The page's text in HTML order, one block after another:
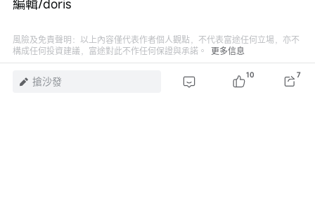
編輯/doris
風險及免責聲明：以上內容僅代表作者個人觀點，不代表富途任何立場，亦不
構成任何投資建議，富途對此不作任何保證與承諾。
更多信息
10
搶沙發 10 7